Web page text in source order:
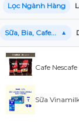
Lọc Ngành Hàng
Sữa, Bia, Cafe...
Cafe Nescafe
Sữa